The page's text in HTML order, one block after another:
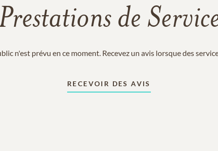
de
n'est prévu en ce moment. Recevez un avis lorsque des
RECEVOIR DES AVIS